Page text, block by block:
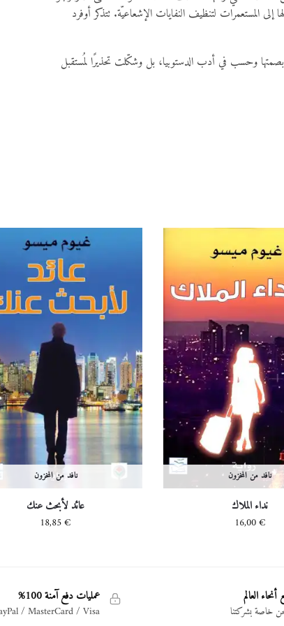
إلى المستعمرات لتنظيف النفايات الإشعاعيّة. تتذكر أوفرد
شجاع”، إذ لم تترك بصمتها وحسب في أدب الدستوبيا، بل وشكّلت تحذيرًا لمُستقبل
نافد من المخزون
نداء الملاك
16,00€
نافد من المخزون
عائد لأبحث عنك
18,85€
العالم
خاصة بشركتنا
عمليات دفع آمنة 100%
/ MasterCard / Visa